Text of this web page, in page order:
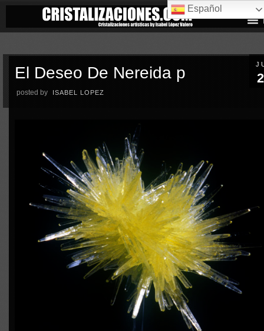
El Deseo De Nereida p
posted by ISABEL LOPEZ
Español